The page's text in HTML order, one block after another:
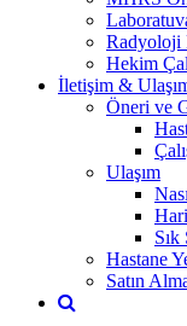
Radyoloji
Hekim
İletişim &
Öneri ve
Ulaşım
Hastane
Satın